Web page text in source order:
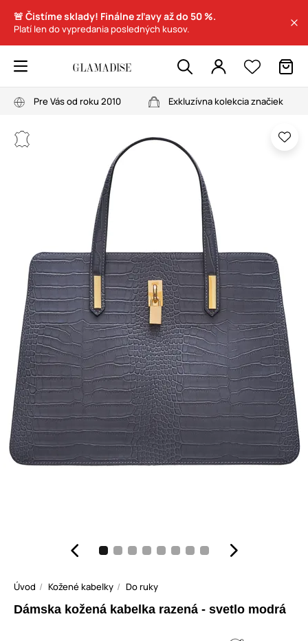
🚨 Čistíme sklady! Finálne zľavy až do 50 %.
Platí len do vypredania posledných kusov.
Pre Vás od roku 2010 Exkluzívna kolekcia značiek
Úvod Kožené kabelky Do ruky
Dámska kožená kabelka razená - svetlo modrá